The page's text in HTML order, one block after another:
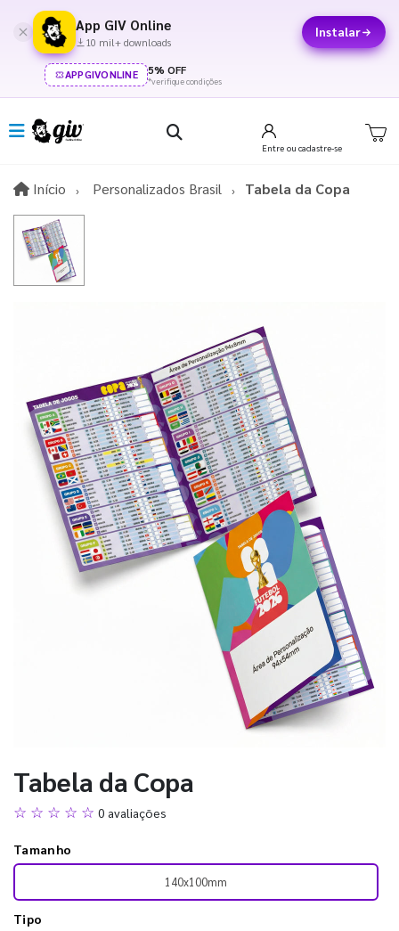
App GIV Online
10 mil+ downloads
Instalar
APPGIVONLINE 5% OFF
*verifique condições
Entre ou cadastre-se
Início InícioPersonalizados Brasil Tabela da Copa
Tabela da Copa
☆ ☆ ☆ ☆ ☆ 0 avaliações
Tamanho
140x100mm
Tipo